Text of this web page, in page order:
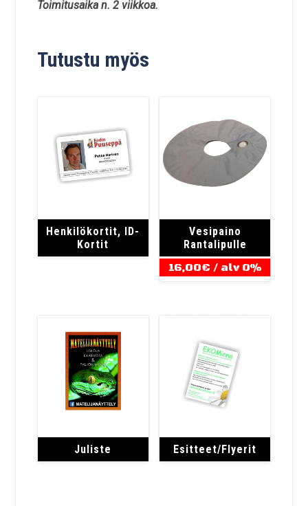
Toimitusaika n. 2 viikkoa.
Tutustu myös
Henkilökortit, ID-
Kortit
Vesipaino
Rantalipulle
16,00€ / alv 0%
Juliste Esitteet/Flyerit